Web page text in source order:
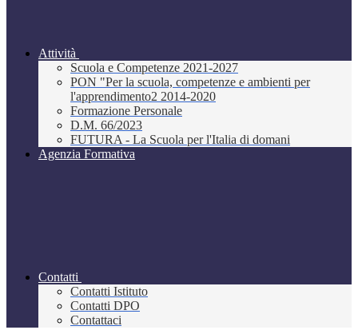
Attività
Scuola e Competenze 2021-2027
PON "Per la scuola, competenze e ambienti per
l'apprendimento2 2014-2020
Formazione Personale
D.M. 66/2023
FUTURA - La Scuola per l'Italia di domani
Agenzia Formativa
Contatti
Contatti Istituto
Contatti DPO
Contattaci